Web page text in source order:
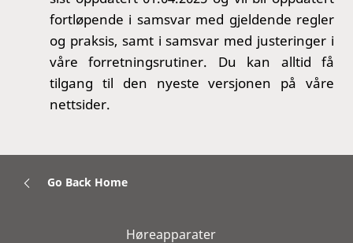
fortløpende i samsvar med gjeldende regler
og praksis, samt i samsvar med justeringer i
våre forretningsrutiner. Du kan alltid få
tilgang til den nyeste versjonen på våre
nettsider.
Go Back Home
Høreapparater